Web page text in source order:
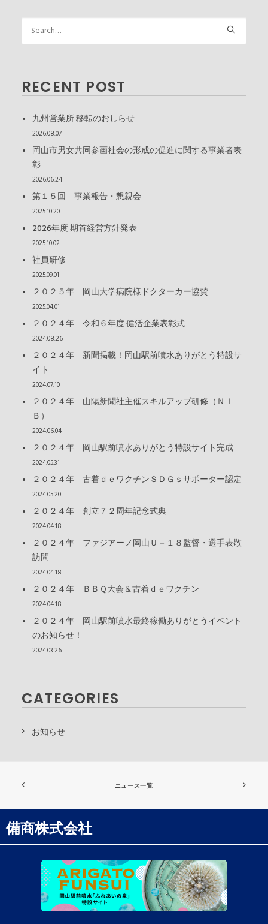
RECENT POST
九州営業所 移転のおしらせ
2026.08.07
岡山市男女共同参画社会の形成の促進に関する事業者表
彰
2026.06.24
第１５回 事業報告・懇親会
2025.10.20
2026年度 期首経営方針発表
2025.10.02
社員研修
2025.09.01
２０２５年 岡山大学病院様ドクターカー協賛
2025.04.01
２０２４年 令和６年度 健活企業表彰式
2024.08.26
２０２４年 新聞掲載！岡山駅前噴水ありがとう特設サ
イト
2024.07.10
２０２４年 山陽新聞社主催スキルアップ研修（ＮＩ
Ｂ）
2024.06.04
２０２４年 岡山駅前噴水ありがとう特設サイト完成
2024.05.31
２０２４年 古着ｄｅワクチンＳＤＧｓサポーター認定
2024.05.20
２０２４年 創立７２周年記念式典
2024.04.18
２０２４年 ファジアーノ岡山Ｕ－１８監督・選手表敬
訪問
2024.04.18
２０２４年 ＢＢＱ大会＆古着ｄｅワクチン
2024.04.18
２０２４年 岡山駅前噴水最終稼働ありがとうイベント
のお知らせ！
2024.03.26
CATEGORIES
お知らせ
ニュース一覧
備商株式会社